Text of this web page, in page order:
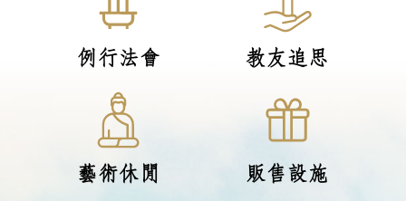
例行法會 教友追思
藝術休閒 販售設施